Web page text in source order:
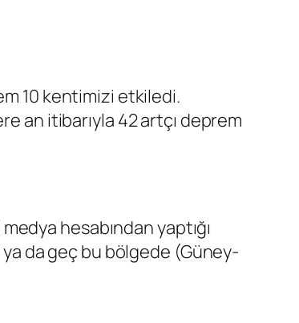
10 kentimizi etkiledi.
an itibarıyla 42 artçı deprem
hesabından yaptığı
ya da geç bu bölgede (Güney-